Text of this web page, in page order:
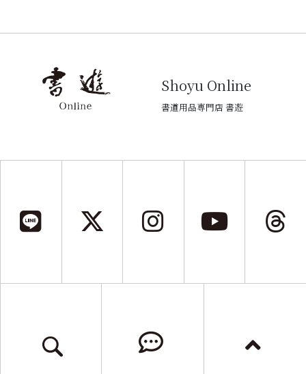
Shoyu Online
書道用品専門店 書遊